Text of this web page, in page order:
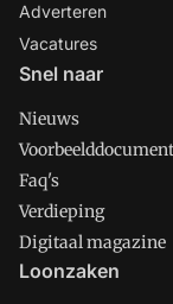
Adverteren
Vacatures
Snel naar
Nieuws
Faq's
Verdieping
Digitaal magazine
Loonzaken